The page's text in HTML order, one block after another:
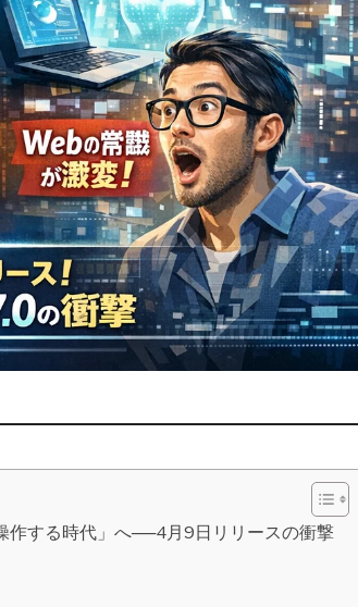
作する時代」へ──4月9日リリースの衝撃